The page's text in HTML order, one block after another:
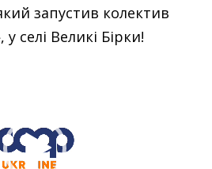
запустив колектив
селі Великі Бірки!